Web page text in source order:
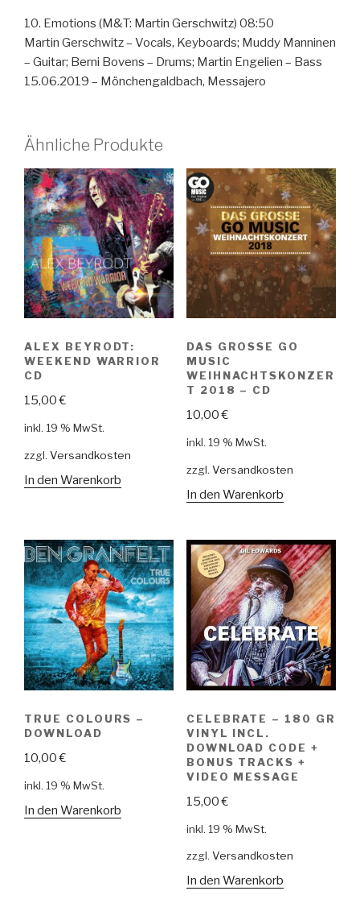
10. Emotions (M&T: Martin Gerschwitz) 08:50
Martin Gerschwitz – Vocals, Keyboards; Muddy Manninen
– Guitar; Berni Bovens – Drums; Martin Engelien – Bass
15.06.2019 – Mönchengaldbach, Messajero
Ähnliche Produkte
ALEX BEYRODT:
WEEKEND WARRIOR
CD
15,00€
inkl. 19 % MwSt.
zzgl. Versandkosten
In den Warenkorb
DAS GROSSE GO
MUSIC
WEIHNACHTSKONZER
T 2018 – CD
10,00€
inkl. 19 % MwSt.
zzgl. Versandkosten
In den Warenkorb
TRUE COLOURS –
DOWNLOAD
10,00€
inkl. 19 % MwSt.
In den Warenkorb
CELEBRATE – 180 GR
VINYL INCL.
DOWNLOAD CODE +
BONUS TRACKS +
VIDEO MESSAGE
15,00€
inkl. 19 % MwSt.
zzgl. Versandkosten
In den Warenkorb